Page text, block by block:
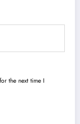
the next time I